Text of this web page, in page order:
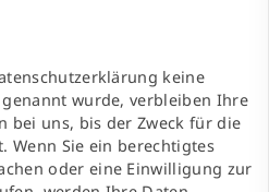
keine
wurde, verbleiben Ihre
bei uns, bis der Zweck für die
Wenn Sie ein berechtigtes
oder eine Einwilligung zur